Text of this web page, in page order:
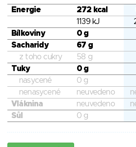
Energie 272 kcal
1139 kJ
Bílkoviny
0 g
Sacharidy
67 g
z toho cukry
58 g
Tuky
0 g
nasycené
0 g
nenasycené
neuvedeno
Vláknina
neuvedeno
Sůl
0 g